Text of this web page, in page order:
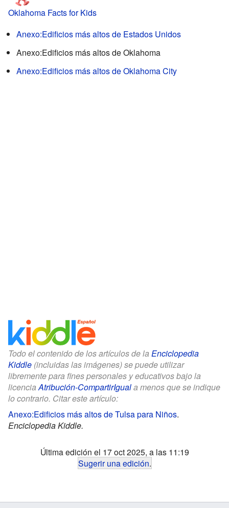
Oklahoma Facts for Kids
Anexo:Edificios más altos de Estados Unidos
Anexo:Edificios más altos de Oklahoma
Anexo:Edificios más altos de Oklahoma City
Todo el contenido de los artículos de la Enciclopedia
Kiddle (incluidas las imágenes) se puede utilizar
libremente para fines personales y educativos bajo la
licenciaAtribución-CompartirIguala menos que se indique
lo contrario. Citar este artículo:
Anexo:Edificios más altos de Tulsa para Niños.
Enciclopedia Kiddle.
Última edición el 17 oct 2025, a las 11:19
Sugerir una edición.